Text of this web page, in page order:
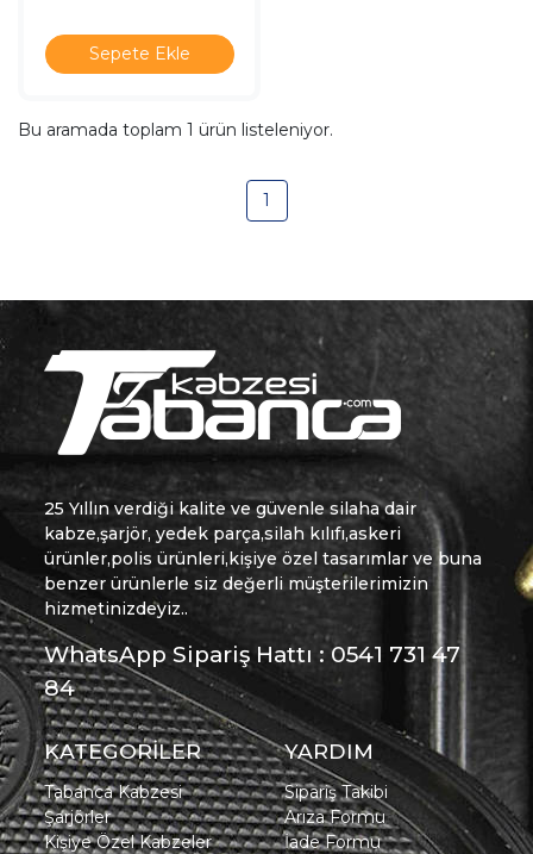
Sepete Ekle
Bu aramada toplam 1 ürün listeleniyor.
1
25 Yıllın verdiği kalite ve güvenle silaha dair
kabze,şarjör, yedek parça,silah kılıfı,askeri
ürünler,polis ürünleri,kişiye özel tasarımlar ve buna
benzer ürünlerle siz değerli müşterilerimizin
hizmetinizdeyiz..
WhatsApp Sipariş Hattı : 0541 731 47
84
KATEGORİLER
Tabanca Kabzesi
Şarjörler
Kişiye Özel Kabzeler
YARDIM
Sipariş Takibi
Arıza Formu
İade Formu